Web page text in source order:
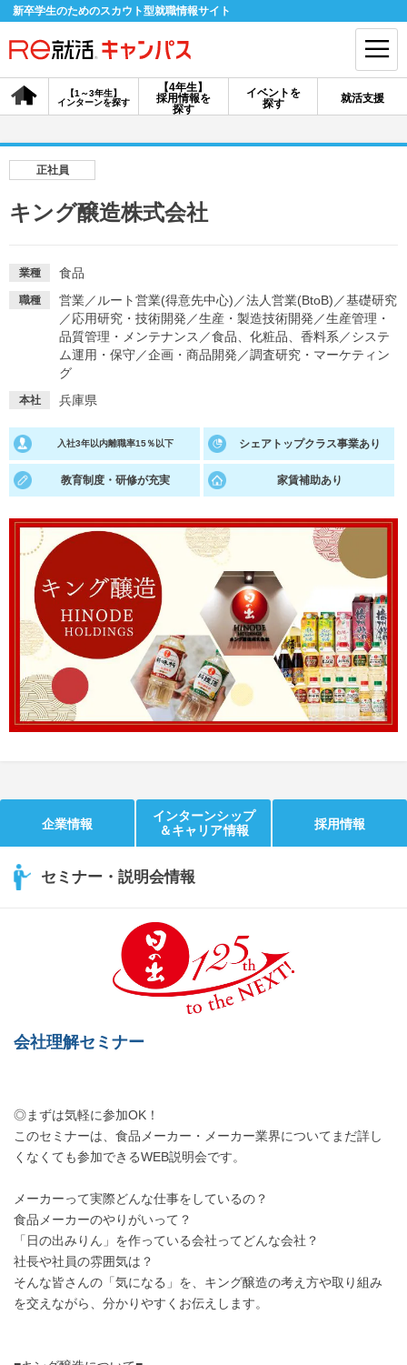
新卒学生のためのスカウト型就職情報サイト
【4年生】
採用情報を
探す
【1～3年生】
インターンを探す
イベントを
探す
就活支援
会員登録 ログイン
採用情報を探す
イベントを探す スカウト お知らせ
就活ノウハウ・サポート
就活支援
就活ノウハウが満載！
就活コラム
お役立ち記事・相談室など
あなたに合う仕事を診断！ 動画で対策講座をチェック
就活ニュースペーパー
就活時事ニュースを更新
よくある質問
不明点があればこちら
正社員
キング醸造株式会社
業種 食品
職種 営業／ ルート営業(得意先中心) ／法人営業(BtoB) ／基礎研究
／応用研究・技術開発 ／生産・製造技術開発 ／生産管理・
品質管理・メンテナンス ／食品、化粧品、香料系 ／システ
ム運用・保守／企画・商品開発 ／調査研究・マーケティン
グ
本社 兵庫県
入社3年以内離職率15％以下 シェアトップクラス事業あり
教育制度・研修が充実 家賃補助あり
企業情報
インターンシップ
＆キャリア情報
採用情報
セミナー・説明会情報
会社理解セミナー
◎まずは気軽に参加OK！
このセミナーは、食品メーカー・メーカー業界についてまだ詳し
くなくても参加できるWEB説明会です。
メーカーって実際どんな仕事をしているの？
食品メーカーのやりがいって？
「日の出みりん」を作っている会社ってどんな会社？
社長や社員の雰囲気は？
そんな皆さんの「気になる」を、キング醸造の考え方や取り組み
を交えながら、分かりやすくお伝えします。